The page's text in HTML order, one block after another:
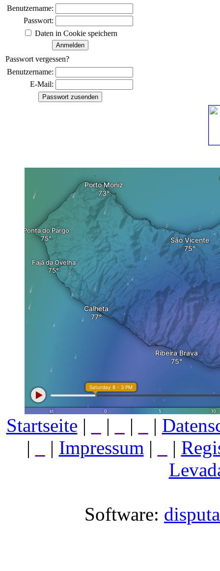
Benutzername:
Passwort:
Daten in Cookie speichern
Passwort vergessen?
Benutzername:
E-Mail:
Startseite | | | |
|
| Impressum | |
Software: